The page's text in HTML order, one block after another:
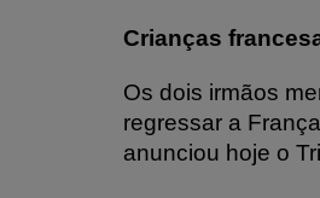
Crianças
Os dois irmãos
regressar a
anunciou hoje o